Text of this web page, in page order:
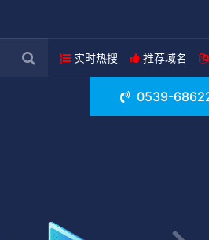
实时热搜 推荐域名
0539-